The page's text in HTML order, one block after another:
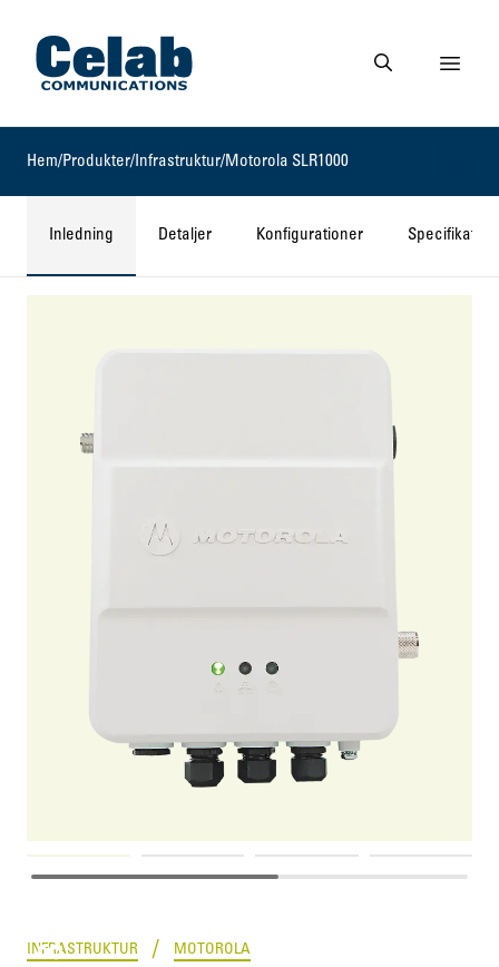
Gå till startsidan
Gå till söksidan
Visa
Hem/Produkter/ Infrastruktur/ Motorola SLR1000
Inledning Detaljer Konfigurationer
INFRASTRUKTUR / MOTOROLA
SLR1000